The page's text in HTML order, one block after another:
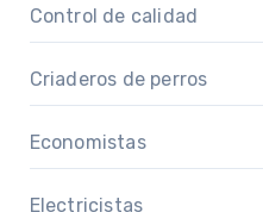
Control de calidad
Criaderos de perros
Economistas
Electricistas